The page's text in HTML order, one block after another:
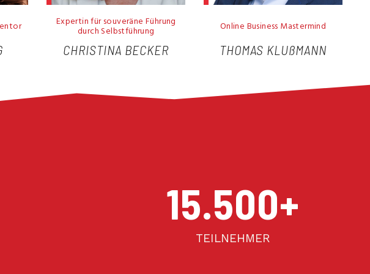
Expertin für souveräne Führung
durch Selbstführung
CHRISTINA BECKER
Online Business Mastermind
THOMAS KLUßMANN
TEILNEHMER
15.500+